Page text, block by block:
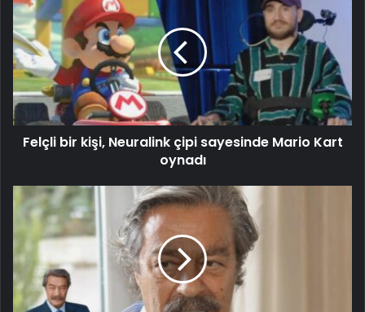
Felçli bir kişi, Neuralink çipi sayesinde Mario Kart
oynadı